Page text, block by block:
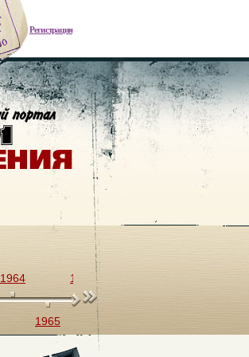
Регистрация
1964
1965
1966